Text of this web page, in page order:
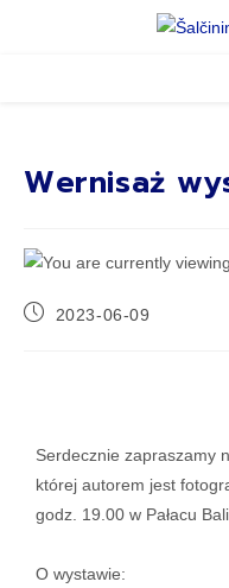
Wernisaż
2023-06-09
Serdecznie zapraszamy
której autorem jest
godz. 19.00 w Pałacu
O wystawie: